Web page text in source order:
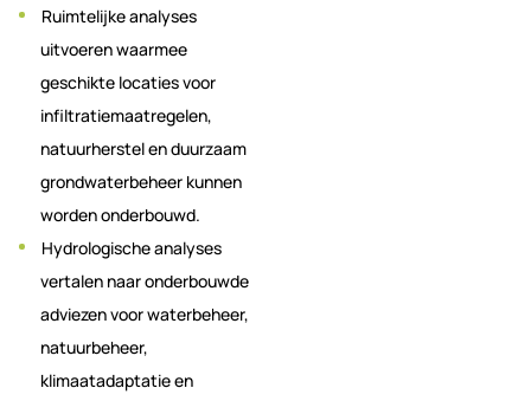
Ruimtelijke analyses
uitvoeren waarmee
geschikte locaties voor
infiltratiemaatregelen,
natuurherstel en duurzaam
grondwaterbeheer kunnen
worden onderbouwd.
Hydrologische analyses
vertalen naar onderbouwde
adviezen voor waterbeheer,
natuurbeheer,
klimaatadaptatie en